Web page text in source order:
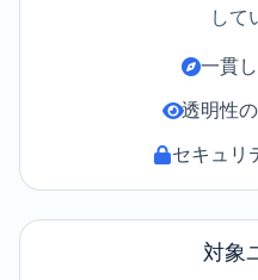
して
一貫
透明性
セキュリ
対象